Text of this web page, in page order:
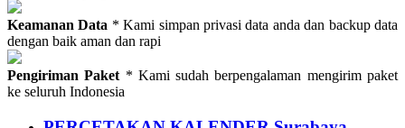
Keamanan Data * Kami simpan privasi data anda dan backup data
dengan baik aman dan rapi
Pengiriman Paket * Kami sudah berpengalaman mengirim paket
ke seluruh Indonesia